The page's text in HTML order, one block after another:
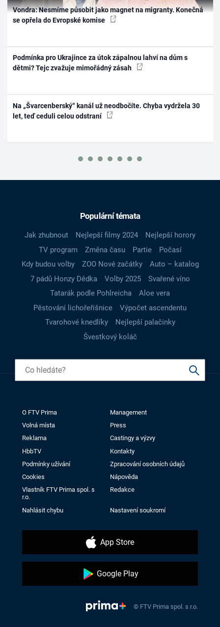
Vondra: Nesmíme působit jako magnet na migranty. Konečná
se opřela do Evropské komise
Podmínka pro Ukrajince za útok zápalnou lahví na dům s
dětmi? Tejc zvažuje mimořádný zásah
Na „Švarcenberský“ kanál už neodbočíte. Chyba vydržela 30
let, teď ceduli celou odstraní
Populární témata
Jak zhubnout Nejlepší filmy 2024
Nejlepší horory
TV program
Změna času Partie
Počasí
Kdy budou volby
ZOO Nové začátky
Auto – katalog
7 pádů Honzy Dědka
Volby 2025
Svařené víno
Tatarák podle Pohlreicha
Aloe vera
Pěstování lichořeřišnice
Výpočet ascendentu
Tvarohové knedlíky
Nejlepší palačinky
Švestkový koláč
O FTV Prima
Management
Volná místa
Press
Reklama
Castingy a výzvy
HbbTV
Kontakty
Podmínky užívání
Zpracování osobních údajů
Cookies
Nápověda
Vlastník FTV Prima spol. s
r.o.
Redakce
Nahlásit chybu Nastavení soukromí
App Store
Google Play
© FTV Prima spol. s r.o.